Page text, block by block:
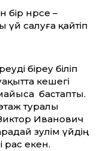
нәрсе –
үй салуға қайтіп
біреу біліп
кешегі
бастапты.
туралы
Иванович
зәулім үйдің
рас екен.